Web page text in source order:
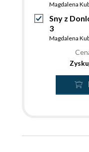
Magdalena
Sny z
3
Magdalena